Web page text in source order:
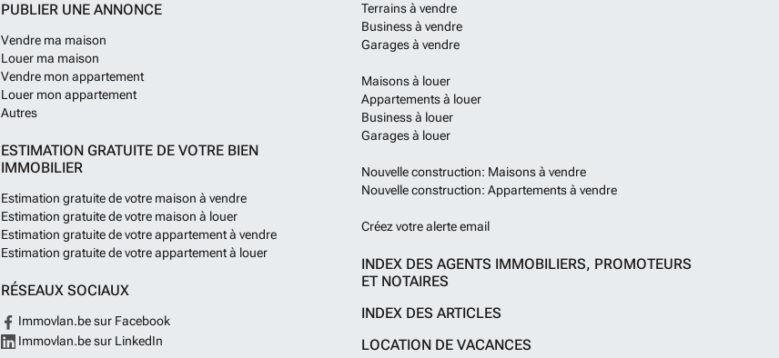
PUBLIER UNE ANNONCE
Vendre ma maison
Louer ma maison
Vendre mon appartement
Louer mon appartement
Autres
ESTIMATION GRATUITE DE VOTRE BIEN
IMMOBILIER
Estimation gratuite de votre maison à vendre
Estimation gratuite de votre maison à louer
Estimation gratuite de votre appartement à vendre
Estimation gratuite de votre appartement à louer
RÉSEAUX SOCIAUX
Immovlan.be sur Facebook
Immovlan.be sur LinkedIn
Terrains à vendre
Business à vendre
Garages à vendre
Maisons à louer
Appartements à louer
Business à louer
Garages à louer
Nouvelle construction: Maisons à vendre
Nouvelle construction: Appartements à vendre
Créez votre alerte email
INDEX DES AGENTS IMMOBILIERS, PROMOTEURS
ET NOTAIRES
INDEX DES ARTICLES
LOCATION DE VACANCES